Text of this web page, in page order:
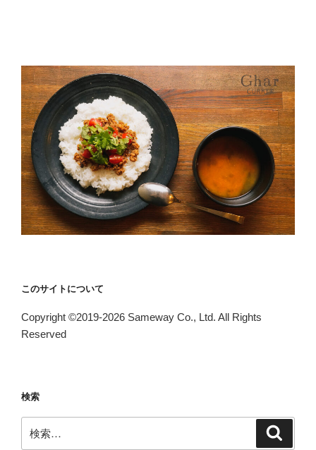
このサイトについて
Copyright ©2019-2026 Sameway Co., Ltd. All Rights
Reserved
検索
索: